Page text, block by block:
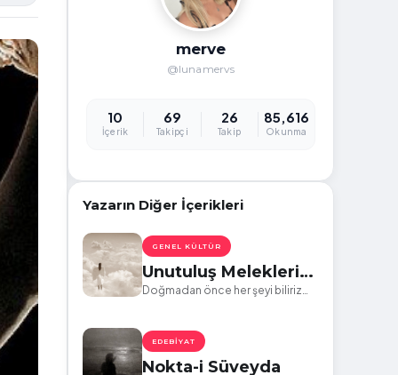
merve
@lunamervs
10
İçerik
69
Takipçi
26
Takip
85,616
Okunma
Yazarın Diğer İçerikleri
GENEL KÜLTÜR
Unutuluş Melekleri
ve Philtrum
Doğmadan önce her şeyi biliriz
EDEBIYAT
Nokta-i Süveyda